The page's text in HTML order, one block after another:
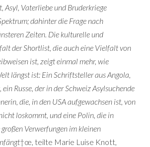
Asyl, Vaterliebe und Bruderkriege
dahinter die Frage nach
Zeiten. Die kulturelle und
der Shortlist, die auch eine Vielfalt von
ist, zeigt einmal mehr, wie
längst ist: Ein Schriftsteller aus Angola,
Russe, der in der Schweiz Asylsuchende
die, in den USA aufgewachsen ist, von
loskommt, und eine Polin, die in
Verwerfungen im kleinen
†œ, teilte Marie Luise Knott,